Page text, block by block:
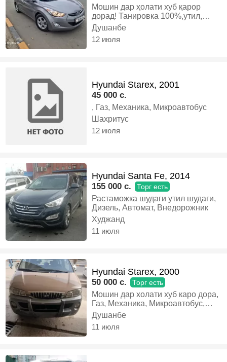
Мошин дар ҳолати хуб қарор
дорад! Танировка 100%,утил,
ҳуҷатош ҳамма ҳуҷатош солона.
Танҳо харидорҳо алиш танҳо бо
электромобил!, Бензин, Автомат,
Душанбе
12 июля
Hyundai Starex, 2001
45 000 c.
, Газ, Механика, Микроавтобус
Шахритус
12 июля
Hyundai Santa Fe, 2014
155 000 c. Торг есть
Растаможка шудаги утил шудаги,
Дизель, Автомат, Внедорожник
Худжанд
11 июля
Hyundai Starex, 2000
50 000 c. Торг есть
Мошин дар холати хуб каро дора,
Газ, Механика, Микроавтобус,
городской
Душанбе
11 июля